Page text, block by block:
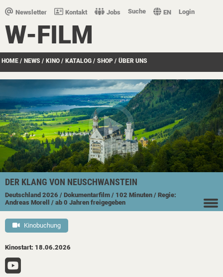
Newsletter Kontakt Jobs Suche EN Login
W-FILM
HOME / NEWS / KINO / KATALOG / SHOP / ÜBER UNS
DER KLANG VON NEUSCHWANSTEIN
Deutschland 2026 / Dokumentarfilm / 102 Minuten / Regie:
Andreas Morell
/ ab 0 Jahren freigegeben
Kinobuchung
Kinostart: 18.06.2026